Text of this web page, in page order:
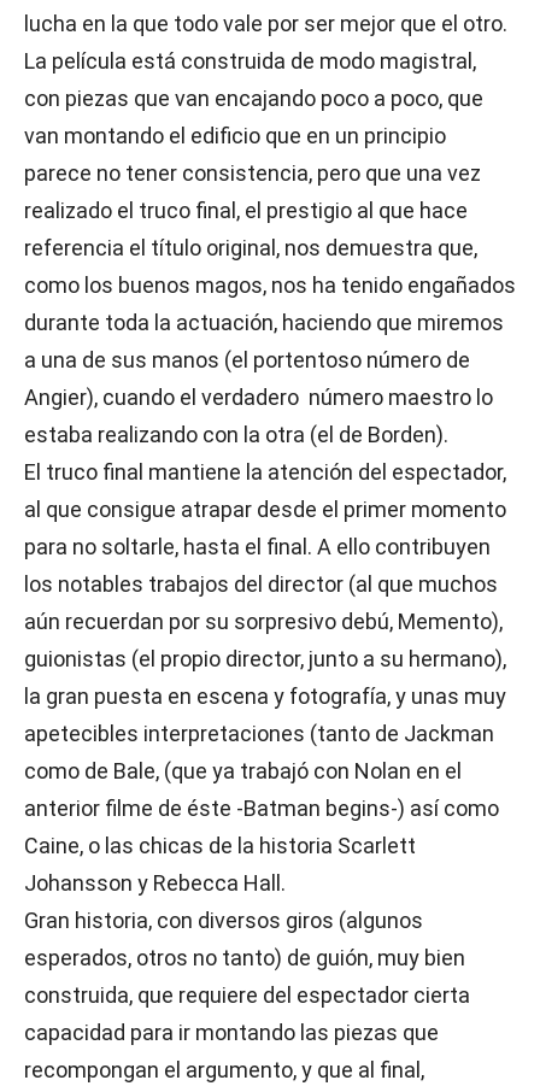
lucha en la que todo vale por ser mejor que el otro.
La película está construida de modo magistral,
con piezas que van encajando poco a poco, que
van montando el edificio que en un principio
parece no tener consistencia, pero que una vez
realizado el truco final, el prestigio al que hace
referencia el título original, nos demuestra que,
como los buenos magos, nos ha tenido engañados
durante toda la actuación, haciendo que miremos
a una de sus manos (el portentoso número de
Angier), cuando el verdadero número maestro lo
estaba realizando con la otra (el de Borden).
El truco final mantiene la atención del espectador,
al que consigue atrapar desde el primer momento
para no soltarle, hasta el final. A ello contribuyen
los notables trabajos del director (al que muchos
aún recuerdan por su sorpresivo debú, Memento),
guionistas (el propio director, junto a su hermano),
la gran puesta en escena y fotografía, y unas muy
apetecibles interpretaciones (tanto de Jackman
como de Bale, (que ya trabajó con Nolan en el
anterior filme de éste -Batman begins-) así como
Caine, o las chicas de la historia Scarlett
Johansson y Rebecca Hall.
Gran historia, con diversos giros (algunos
esperados, otros no tanto) de guión, muy bien
construida, que requiere del espectador cierta
capacidad para ir montando las piezas que
recompongan el argumento, y que al final,